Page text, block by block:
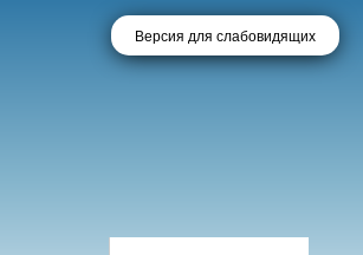
Версия для слабовидящих